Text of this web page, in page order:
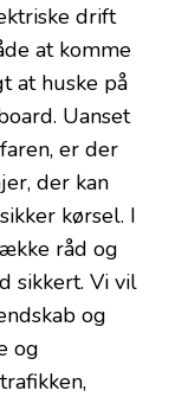
drift
at komme
at huske på
Uanset
er der
der kan
kørsel. I
råd og
sikkert. Vi vil
og
og